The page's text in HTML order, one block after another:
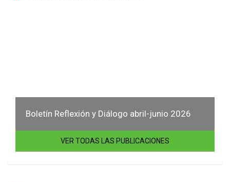
Boletín Reflexión y Diálogo abril-junio 2026
VER TODAS LAS PUBLICACIONES